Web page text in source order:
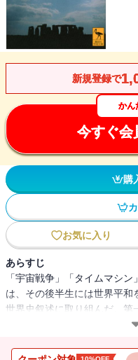
新規登録で
かん
今すぐ会
購
お気に入り
あらすじ
「宇宙戦争」「タイムマシ
は、その後半生には世界平和
世界史叙述に取り組んだ。第
争の恐怖を前に執筆された
頼に満ちた、世界史入門の名